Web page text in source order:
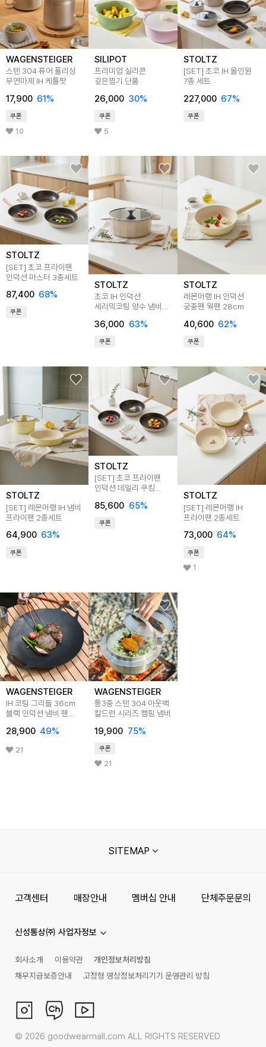
WAGENSTEIGER
스텐 304 퓨어 폴리싱
무연마제 IH 케틀팟
17,900 61%
쿠폰
10
SILIPOT
프리미엄 실리콘
깊은찜기 단품
26,000 30%
쿠폰
5
STOLTZ
[SET] 초코 IH 올인원
7종 세트
227,000 67%
쿠폰
STOLTZ
[SET] 초코 프라이팬
인덕션 마스터 3종세트
87,400 68%
쿠폰
STOLTZ
초코 IH 인덕션
세라믹코팅 양수 냄비
36,000 63%
쿠폰
STOLTZ
레몬머랭 IH 인덕션
궁중팬 웍팬 28cm
40,600 62%
쿠폰
STOLTZ
[SET] 레몬머랭 IH 냄비
프라이팬 2종세트
64,900 63%
쿠폰
STOLTZ
[SET] 초코 프라이팬
인덕션 데일리 쿠킹
85,600 65%
쿠폰
STOLTZ
[SET] 레몬머랭 IH
프라이팬 2종세트
73,000 64%
쿠폰
1
WAGENSTEIGER
IH 코팅 그리들 36cm
블랙 인덕션 냄비 팬
28,900 49%
21
WAGENSTEIGER
통3중 스텐 304 아웃백
칼드런 시리즈 캠핑 냄비
19,900 75%
쿠폰
21
SITEMAP
고객센터 매장안내 멤버십 안내 단체주문문의
신성통상㈜ 사업자정보
회사소개 이용약관
개인정보처리방침
채무지급보증안내
고정형 영상정보처리기기 운영관리 방침
© 2026 goodwearmall.com ALL RIGHTS RESERVED